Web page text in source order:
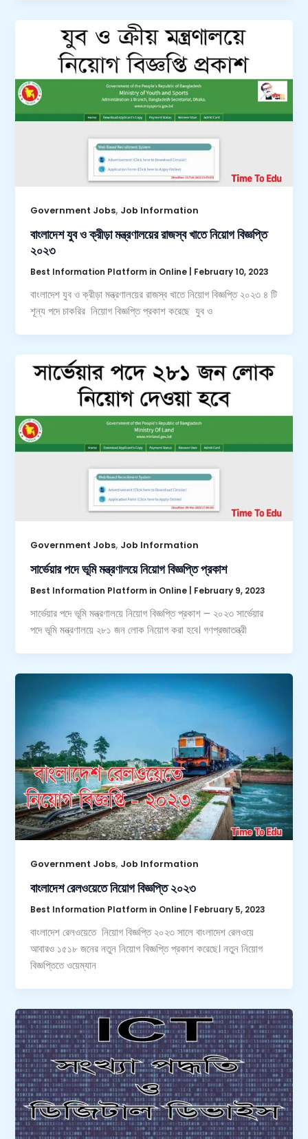
Government Jobs, Job Information
বাংলাদেশ যুব ও ক্রীড়া মন্ত্রণালয়ের রাজস্ব খাতে নিয়োগ বিজ্ঞপ্তি
২০২৩
Best Information Platform in Online February 10, 2023
বাংলাদেশ যুব ও ক্রীড়া মন্ত্রণালয়ের রাজস্ব খাতে নিয়োগ বিজ্ঞপ্তি ২০২৩ ৪ টি
শূন্য পদে চাকরির নিয়োগ বিজ্ঞপ্তি প্রকাশ করেছে যুব ও
Government Jobs, Job Information
সার্ভেয়ার পদে ভূমি মন্ত্রণালয়ে নিয়োগ বিজ্ঞপ্তি প্রকাশ
Best Information Platform in Online February 9, 2023
সার্ভেয়ার পদে ভূমি মন্ত্রণালয়ে নিয়োগ বিজ্ঞপ্তি প্রকাশ – ২০২৩ সার্ভেয়ার
পদে ভূমি মন্ত্রণালয়ে ২৮১ জন লোক নিয়োগ করা হবে। গণপ্রজাতন্ত্রী
Government Jobs, Job Information
বাংলাদেশ রেলওয়েতে নিয়োগ বিজ্ঞপ্তি ২০২৩
Best Information Platform in Online February 5, 2023
বাংলাদেশ রেলওয়েতে নিয়োগ বিজ্ঞপ্তি ২০২৩ সালে বাংলাদেশ রেলওয়ে
আবারও ১৫১৮ জনের নতুন নিয়োগ বিজ্ঞপ্তি প্রকাশ করেছে। নতুন নিয়োগ
বিজ্ঞপ্তিতে ওয়েম্যান